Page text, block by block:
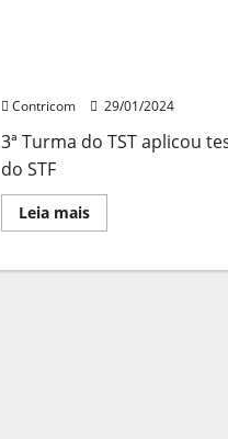
Contricom 29/01/2024
3ª Turma do TST aplicou
do STF
Leia maisLeia
mais
não